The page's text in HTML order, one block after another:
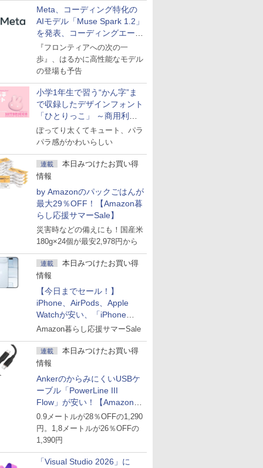
Meta、コーディング特化の
AIモデル「Muse Spark 1.2」
を発表、コーディングエージ
ェント「Muse Code」も
『フロンティアへの次の一
歩』、はるかに高性能なモデル
の登場も予告
小学1年生で習う“かん字”ま
で収録したデザインフォント
「ひとりっこ」 ～商用利用
OK
ぽってり太くてキュート、パラ
パラ感がかわいらしい
連載
本日みつけたお買い得
情報
by Amazonのパックごはんが
最大29％OFF！【Amazon暮
らし応援サマーSale】
災害時などの備えにも！国産米
180g×24個が最安2,978円から
連載
本日みつけたお買い得
情報
【今日までセール！】
iPhone、AirPods、Apple
Watchが安い、「iPhone
Air」256GB版が139,800円な
Amazon暮らし応援サマーSale
連載
本日みつけたお買い得
情報
AnkerのからみにくいUSBケ
ーブル「PowerLine III
Flow」が安い！【Amazon暮
らし応援サマーSale】
0.9メートルが28％OFFの1,290
円。1,8メートルが26％OFFの
1,390円
「Visual Studio 2026」に